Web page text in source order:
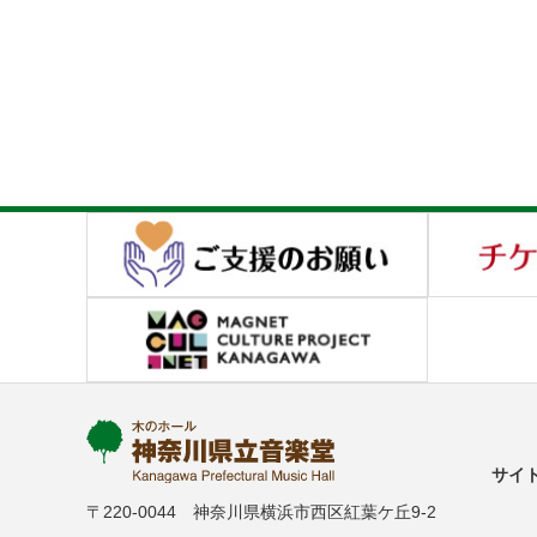
〒220-0044 神奈川県横浜市西区紅葉ケ丘9-2
サイ